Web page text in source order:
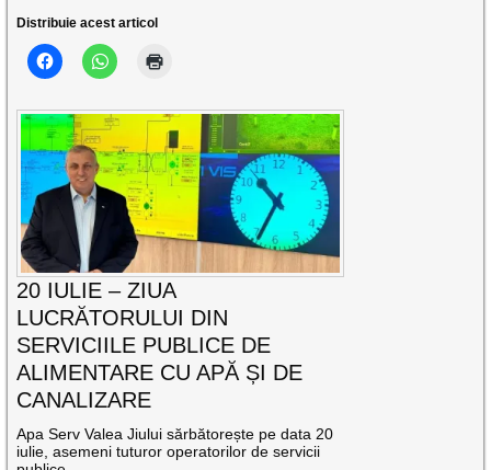
Distribuie acest articol
20 IULIE – ZIUA
LUCRĂTORULUI DIN
SERVICIILE PUBLICE DE
ALIMENTARE CU APĂ ȘI DE
CANALIZARE
Apa Serv Valea Jiului sărbătorește pe data 20
iulie, asemeni tuturor operatorilor de servicii